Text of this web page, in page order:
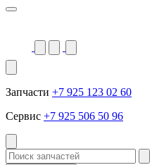
Запчасти +7 925 123 02 60
Сервис +7 925 506 50 96